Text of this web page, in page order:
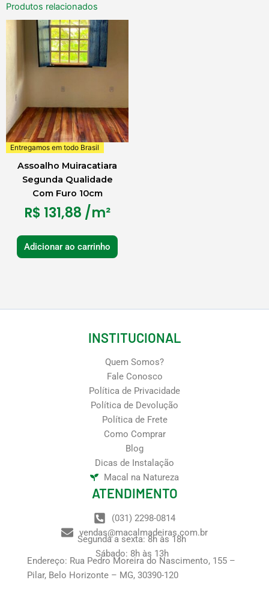
Produtos relacionados
Entregamos em todo Brasil
Assoalho Muiracatiara
Segunda Qualidade
Com Furo 10cm
R$ 131,88 /m²
Adicionar ao carrinho
INSTITUCIONAL
Quem Somos?
Fale Conosco
Política de Privacidade
Política de Devolução
Política de Frete
Como Comprar
Blog
Dicas de Instalação
Macal na Natureza
ATENDIMENTO
(031) 2298-0814
vendas@macalmadeiras.com.br
Segunda a sexta: 8h às 18h
Sábado: 8h às 13h
Endereço: Rua Pedro Moreira do Nascimento, 155 –
Pilar, Belo Horizonte – MG, 30390-120